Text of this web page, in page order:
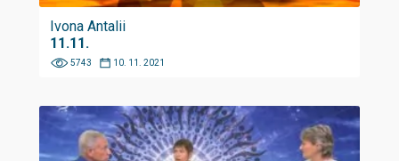
Ivona Antalii
11.11.
5743 10. 11. 2021